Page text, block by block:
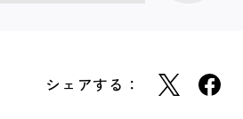
シェアする：